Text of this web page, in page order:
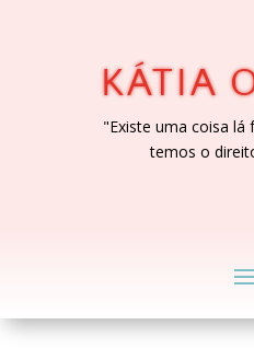
KÁTIA
"Existe uma coisa lá
temos o